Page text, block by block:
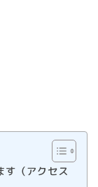
す（アクセス